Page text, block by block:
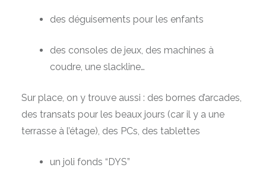
des déguisements pour les enfants
des consoles de jeux, des machines à
coudre, une slackline…
Sur place, on y trouve aussi : des bornes d’arcades,
des transats pour les beaux jours (car il y a une
terrasse à l’étage), des PCs, des tablettes
un joli fonds “DYS”